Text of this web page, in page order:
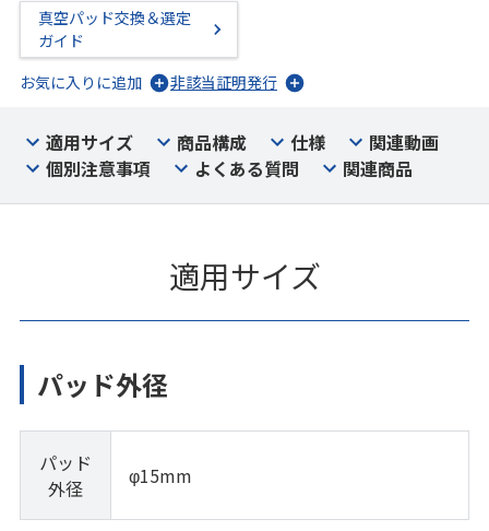
真空パッド交換＆選定
ガイド
お気に入りに追加
非該当証明発行
適用サイズ 商品構成 仕様
関連動画
個別注意事項
よくある質問 関連商品
適用サイズ
パッド外径
パッド
外径
φ15mm